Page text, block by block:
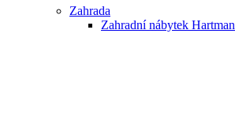
Zahrada
Zahradní nábytek Hartman